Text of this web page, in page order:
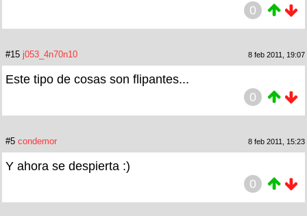
0
#15 j053_4n70n10 8 feb 2011, 19:07
Este tipo de cosas son flipantes...
0
#5 condemor 8 feb 2011, 15:23
Y ahora se despierta :)
0